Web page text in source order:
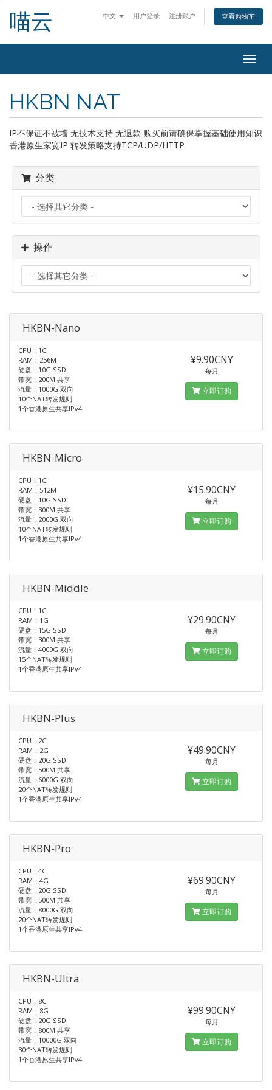
中文 用户登录 注册账户 查看购物车
喵云
切
换
HKBN NAT
IP不保证不被墙 无技术支持 无退款 购买前请确保掌握基础使用知识
香港原生家宽IP 转发策略支持TCP/UDP/HTTP
分类
操作
HKBN-Nano
CPU：1C
RAM：256M
硬盘：10G SSD
带宽：200M 共享
流量：1000G 双向
10个NAT转发规则
1个香港原生共享IPv4
¥9.90CNY
每月
立即订购
HKBN-Micro
CPU：1C
RAM：512M
硬盘：10G SSD
带宽：300M 共享
流量：2000G 双向
10个NAT转发规则
1个香港原生共享IPv4
¥15.90CNY
每月
立即订购
HKBN-Middle
CPU：1C
RAM：1G
硬盘：15G SSD
带宽：300M 共享
流量：4000G 双向
15个NAT转发规则
1个香港原生共享IPv4
¥29.90CNY
每月
立即订购
HKBN-Plus
CPU：2C
RAM：2G
硬盘：20G SSD
带宽：500M 共享
流量：6000G 双向
20个NAT转发规则
1个香港原生共享IPv4
¥49.90CNY
每月
立即订购
HKBN-Pro
CPU：4C
RAM：4G
硬盘：20G SSD
带宽：500M 共享
流量：8000G 双向
20个NAT转发规则
1个香港原生共享IPv4
¥69.90CNY
每月
立即订购
HKBN-Ultra
CPU：8C
RAM：8G
硬盘：20G SSD
带宽：800M 共享
流量：10000G 双向
30个NAT转发规则
1个香港原生共享IPv4
¥99.90CNY
每月
立即订购